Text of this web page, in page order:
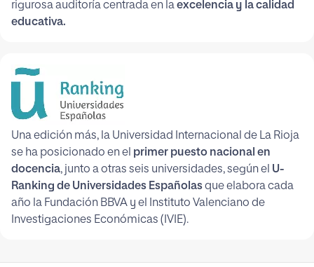
rigurosa auditoría centrada en laexcelencia y la calidad
educativa.
Una edición más, la Universidad Internacional de La Rioja
se ha posicionado en el primer puesto nacional en
docencia, junto a otras seis universidades, según el U-
Ranking de Universidades Españolasque elabora cada
año la Fundación BBVA y el Instituto Valenciano de
Investigaciones Económicas (IVIE).